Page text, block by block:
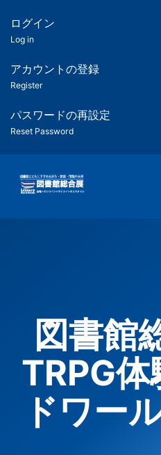
ツ
匿
名
ユ
ー
ー
用
メ
ログイン
Log in
アカウントの登録
Register
パスワードの再設定
Reset Password
図書館
TRPG
ドワー